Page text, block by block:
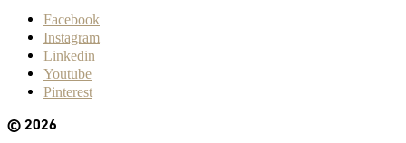
Facebook
Instagram
Linkedin
Youtube
Pinterest
© 2026